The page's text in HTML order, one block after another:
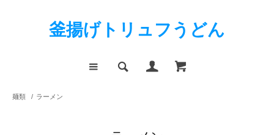
釜揚げトリュフうどん
麺類 / ラーメン